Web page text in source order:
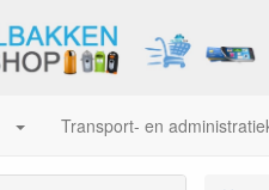
Transport- en